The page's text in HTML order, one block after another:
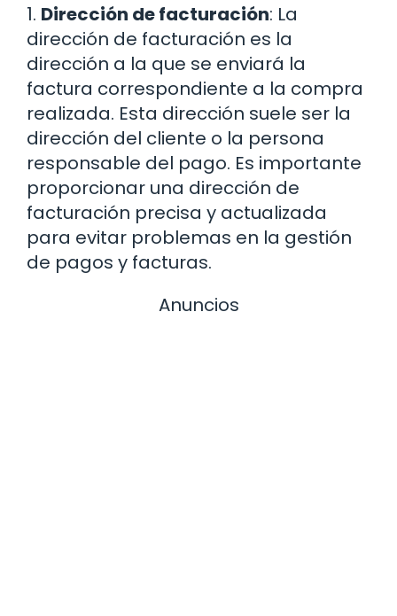
1. Dirección de facturación: La
dirección de facturación es la
dirección a la que se enviará la
factura correspondiente a la compra
realizada. Esta dirección suele ser la
dirección del cliente o la persona
responsable del pago. Es importante
proporcionar una dirección de
facturación precisa y actualizada
para evitar problemas en la gestión
de pagos y facturas.
Anuncios